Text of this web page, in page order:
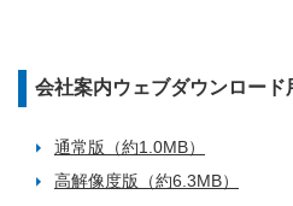
会社案内ウェブダウンロード
通常版（約1.0MB）
高解像度版（約6.3MB）